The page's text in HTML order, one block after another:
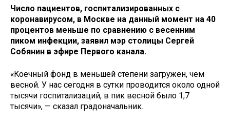
Число пациентов, госпитализированных с
коронавирусом, в Москве на данный момент на 40
процентов меньше по сравнению с весенним
пиком инфекции, заявил мэр столицы Сергей
Собянин в эфире Первого канала.
«Коечный фонд в меньшей степени загружен, чем
весной. У нас сегодня в сутки проводится около одной
тысячи госпитализаций, в пик весной было 1,7
тысячи», — сказал градоначальник.